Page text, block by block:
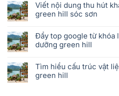
Viết nội dung thu hút
green hill sóc sơn
Đẩy top google từ khóa
dưỡng green hill
Tìm hiểu cấu trúc vật
green hill